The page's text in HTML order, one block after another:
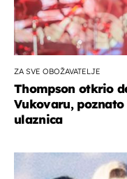
ZA SVE OBOŽAVATELJE
Thompson otkrio
Vukovaru,
ulaznica